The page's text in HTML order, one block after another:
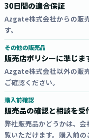
30日間の適合保証
Azgate株式会社からの販
す。
その他の販売品
販売店ポリシーに準じま
Azgate株式会社以外の販
ご確認ください。
購入前確認
販売品の確認と相談を受
弊社販売品かどうかは、
覧いただけます。購入前の